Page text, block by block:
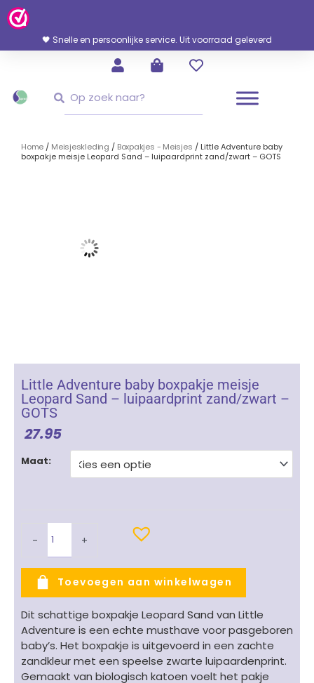
Ga
Naar
Inhoud
🖤 Snelle en persoonlijke service. Uit voorraad geleverd
Home / Meisjeskleding / Boxpakjes - Meisjes / Little Adventure baby
boxpakje meisje Leopard Sand – luipaardprint zand/zwart – GOTS
Little Adventure baby boxpakje meisje
Leopard Sand – luipaardprint zand/zwart –
GOTS
27.95
Maat:
-
Little
Leopard
-
luipaardprint
zand/zwart
-
GOTS
aantal
+
Toevoegen aan winkelwagen
Dit schattige boxpakje Leopard Sand van Little
Adventure is een echte musthave voor pasgeboren
baby’s. Het boxpakje is uitgevoerd in een zachte
zandkleur met een speelse zwarte luipaardenprint.
Gemaakt van biologisch katoen voelt het pakje